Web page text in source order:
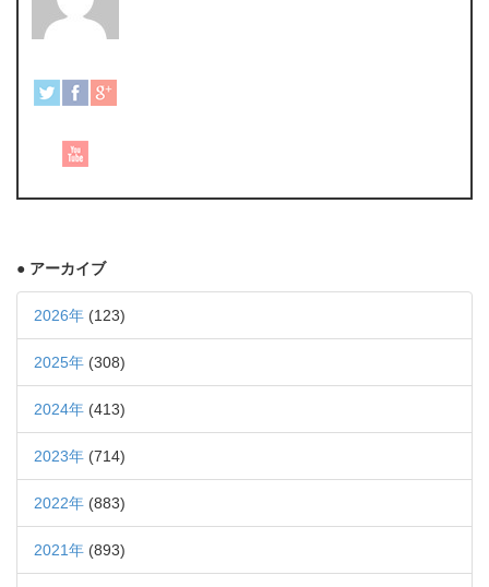
● アーカイブ
2026年 (123)
2025年 (308)
2024年 (413)
2023年 (714)
2022年 (883)
2021年 (893)